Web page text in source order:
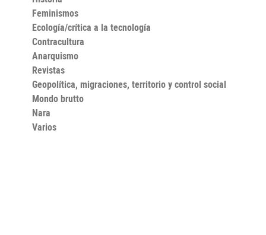
Feminismos
Ecología/crítica a la tecnología
Contracultura
Anarquismo
Revistas
Geopolítica, migraciones, territorio y control social
Mondo brutto
Nara
Varios